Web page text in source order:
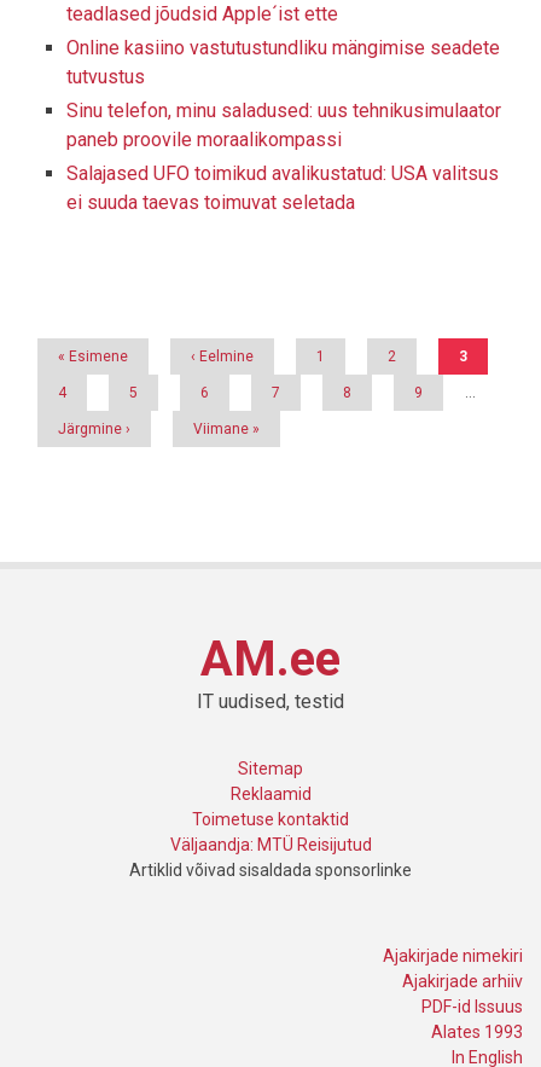
teadlased jõudsid Apple´ist ette
Online kasiino vastutustundliku mängimise seadete
tutvustus
Sinu telefon, minu saladused: uus tehnikusimulaator
paneb proovile moraalikompassi
Salajased UFO toimikud avalikustatud: USA valitsus
ei suuda taevas toimuvat seletada
Esimene
« Esimene
Eelmine
‹ Eelmine Page
1 Page
2
Eesolev
3
Page
4 Page
5 Page
6 Page
7 Page
8 Page
9
Järgmine
leht
Järgmine ›
Viimane
Viimane »
AM.ee
IT uudised, testid
Sitemap
Reklaamid
Toimetuse kontaktid
Väljaandja: MTÜ Reisijutud
Artiklid võivad sisaldada sponsorlinke
Ajakirjade nimekiri
Ajakirjade arhiiv
PDF-id Issuus
Alates 1993
In English